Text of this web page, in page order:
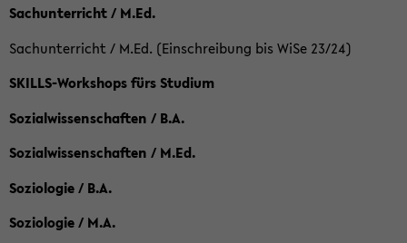
Sachunterricht / M.Ed.
Sachunterricht / M.Ed. (Einschreibung bis WiSe 23/24)
SKILLS-Workshops fürs Studium
Sozialwissenschaften / B.A.
Sozialwissenschaften / M.Ed.
Soziologie / B.A.
Soziologie / M.A.